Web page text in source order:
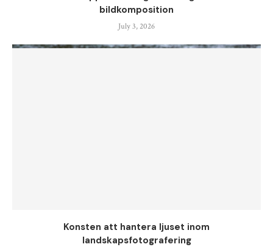
bildkomposition
July 3, 2026
Konsten att hantera ljuset inom
landskapsfotografering